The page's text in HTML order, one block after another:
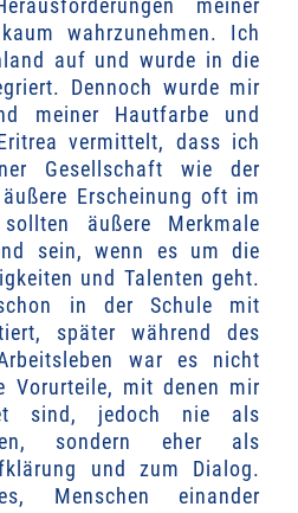
meiner
wahrzunehmen. Ich
auf und wurde in die
Dennoch wurde mir
meiner Hautfarbe und
vermittelt, dass ich
Gesellschaft wie der
Erscheinung oft im
äußere Merkmale
sein, wenn es um die
und Talenten geht.
in der Schule mit
später während des
war es nicht
Vorurteile, mit denen mir
sind, jedoch nie als
sondern eher als
und zum Dialog.
Menschen einander